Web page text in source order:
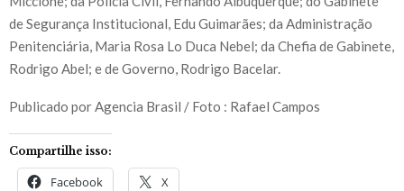
de Segurança Institucional, Edu Guimarães; da Administração
Penitenciária, Maria Rosa Lo Duca Nebel; da Chefia de Gabinete,
Rodrigo Abel; e de Governo, Rodrigo Bacelar.
Publicado por Agencia Brasil / Foto : Rafael Campos
Compartilhe isso:
Facebook X